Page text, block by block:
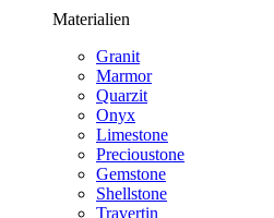
Materialien
Granit
Marmor
Quarzit
Onyx
Limestone
Precioustone
Gemstone
Shellstone
Travertin